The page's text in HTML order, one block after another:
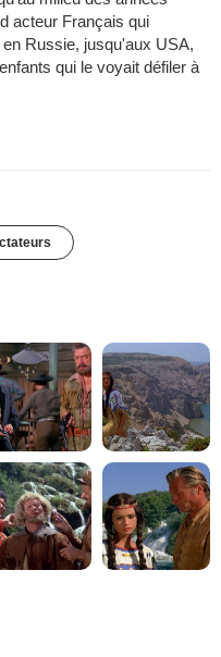
acteur Français qui
Russie, jusqu'aux USA,
qui le voyait défiler à